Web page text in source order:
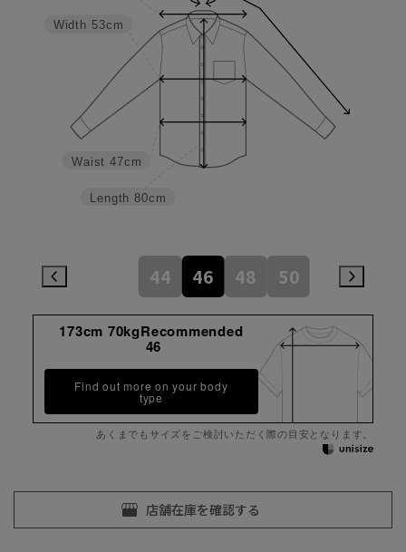
Length 80cm
Waist 47cm
Width 53cm
44 46 48 50
173cm 70kgRecommended
46
Find out more on your body
type
あくまでもサイズをご検討いただく際の目安となります。